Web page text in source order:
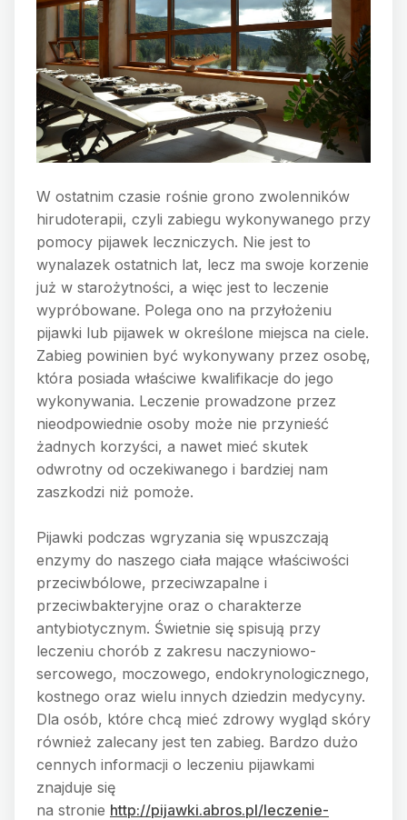
W ostatnim czasie rośnie grono zwolenników
hirudoterapii, czyli zabiegu wykonywanego przy
pomocy pijawek leczniczych. Nie jest to
wynalazek ostatnich lat, lecz ma swoje korzenie
już w starożytności, a więc jest to leczenie
wypróbowane. Polega ono na przyłożeniu
pijawki lub pijawek w określone miejsca na ciele.
Zabieg powinien być wykonywany przez osobę,
która posiada właściwe kwalifikacje do jego
wykonywania. Leczenie prowadzone przez
nieodpowiednie osoby może nie przynieść
żadnych korzyści, a nawet mieć skutek
odwrotny od oczekiwanego i bardziej nam
zaszkodzi niż pomoże.
Pijawki podczas wgryzania się wpuszczają
enzymy do naszego ciała mające właściwości
przeciwbólowe, przeciwzapalne i
przeciwbakteryjne oraz o charakterze
antybiotycznym. Świetnie się spisują przy
leczeniu chorób z zakresu naczyniowo-
sercowego, moczowego, endokrynologicznego,
kostnego oraz wielu innych dziedzin medycyny.
Dla osób, które chcą mieć zdrowy wygląd skóry
również zalecany jest ten zabieg. Bardzo dużo
cennych informacji o leczeniu pijawkami
znajduje się
na stronie http://pijawki.abros.pl/leczenie-